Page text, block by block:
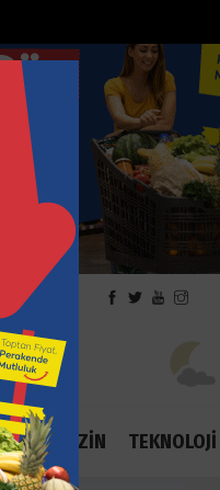
ÇEYREK
4491.1
MAGAZİN TEKNOLOJİ